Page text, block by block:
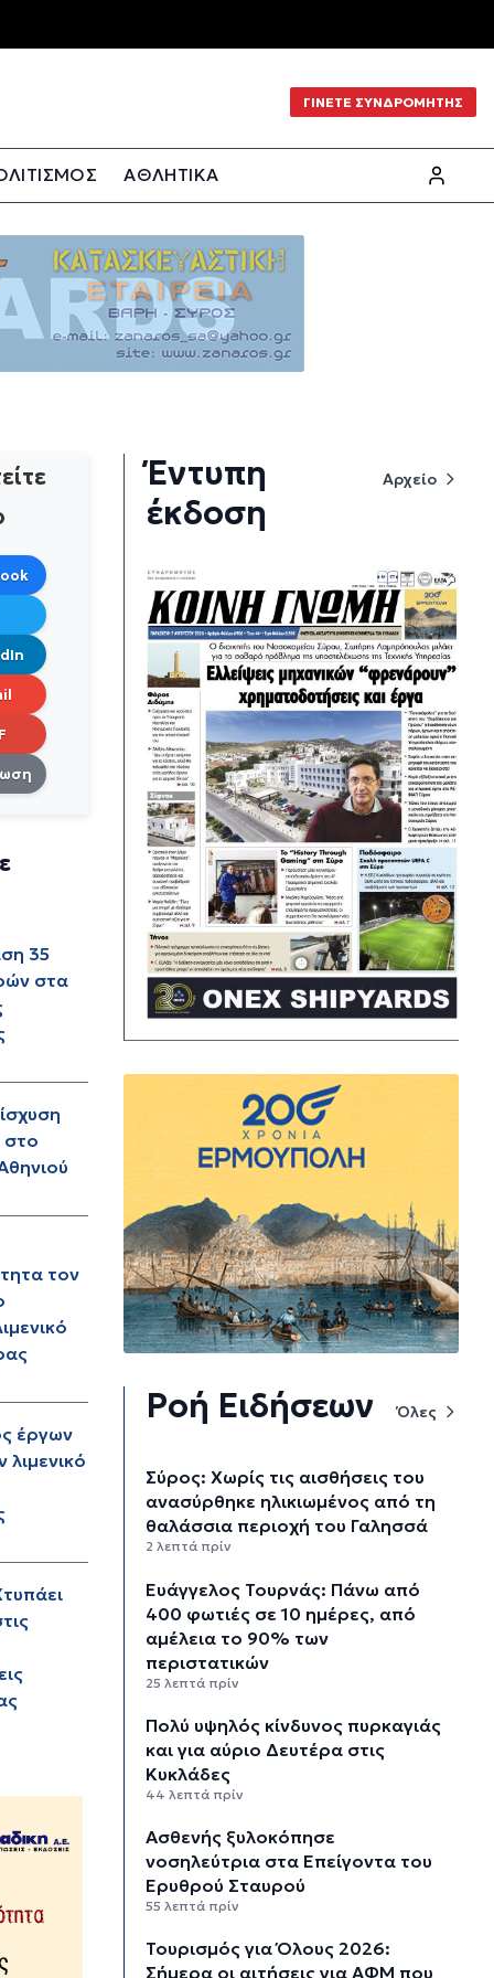
ΓΙΝΕΤΕ ΣΥΝΔΡΟΜΗΤΗΣ
ΑΘΛΗΤΙΚΑ
35
στα
στο
τον
έργων
λιμενικό
Έντυπη
έκδοση
Αρχείο
Ροή Ειδήσεων Όλες
Σύρος: Χωρίς τις αισθήσεις του
ανασύρθηκε ηλικιωμένος από τη
θαλάσσια περιοχή του Γαλησσά
2 λεπτά πρίν
Ευάγγελος Τουρνάς: Πάνω από
400 φωτιές σε 10 ημέρες, από
αμέλεια το 90% των
περιστατικών
25 λεπτά πρίν
Πολύ υψηλός κίνδυνος πυρκαγιάς
και για αύριο Δευτέρα στις
Κυκλάδες
44 λεπτά πρίν
Ασθενής ξυλοκόπησε
νοσηλεύτρια στα Επείγοντα του
Ερυθρού Σταυρού
55 λεπτά πρίν
Τουρισμός για Όλους 2026:
Σήμερα οι αιτήσεις για ΑΦΜ που